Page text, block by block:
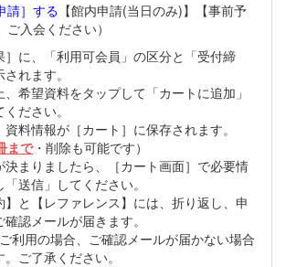
請］する 【館内申請(当日のみ)】【事前予
入会ください）
］に、「利用可会員」の区分と「受付締
れます。
、希望資料をタップして「カートに追加」
ださい。
資料情報が［カート］に保存されます。
まで・削除も可能です）
決まりましたら、［カート画面］で必要情
送信」してください。
】と【レファレンス】には、折り返し、申
認メールが届きます。
利用の場合、ご確認メールが届かない場合
ご了承ください。